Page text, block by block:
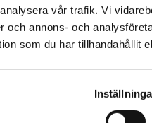
vår trafik. Vi
och annons- och
som du har tillhandahållit
som
annars skulle de
var de bor, säger
Detta är en